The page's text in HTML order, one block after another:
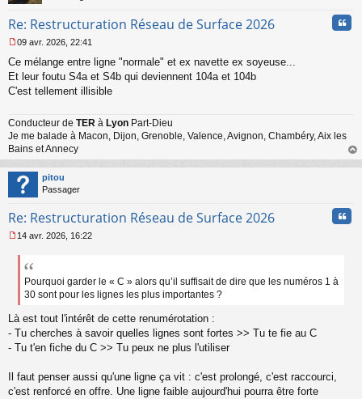
Re: Restructuration Réseau de Surface 2026
e
s
s
e
n
o
n
l
u
09 avr. 2026, 22:41
Ce mélange entre ligne "normale" et ex navette ex soyeuse...
Et leur foutu S4a et S4b qui deviennent 104a et 104b
C'est tellement illisible
Conducteur de TER à Lyon Part-Dieu
Je me balade à Macon, Dijon, Grenoble, Valence, Avignon, Chambéry, Aix les
Bains et Annecy
au
pitou
Passager
Re: Restructuration Réseau de Surface 2026
e
g
e
n
o
n
u
14 avr. 2026, 16:22
Pourquoi garder le « C » alors qu’il suffisait de dire que les numéros 1 à
30 sont pour les lignes les plus importantes ?
Là est tout l'intérêt de cette renumérotation :
- Tu cherches à savoir quelles lignes sont fortes >> Tu te fie au C
- Tu t'en fiche du C >> Tu peux ne plus l'utiliser
Il faut penser aussi qu'une ligne ça vit : c'est prolongé, c'est raccourci,
c'est renforcé en offre. Une ligne faible aujourd'hui pourra être forte